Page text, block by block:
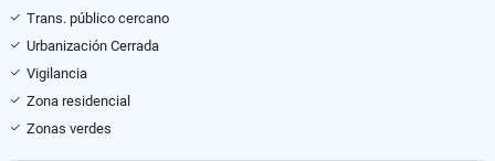
Trans. público cercano
Urbanización Cerrada
Vigilancia
Zona residencial
Zonas verdes